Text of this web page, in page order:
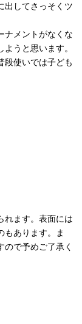
出してさっそくツ
ナメントがなくな
うと思います。
段使いでは子ども
れます。表面には
もあります。ま
で予めご了承く